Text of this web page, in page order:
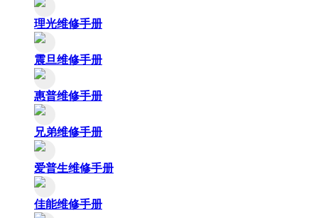
理光维修手册
震旦维修手册
惠普维修手册
兄弟维修手册
爱普生维修手册
佳能维修手册